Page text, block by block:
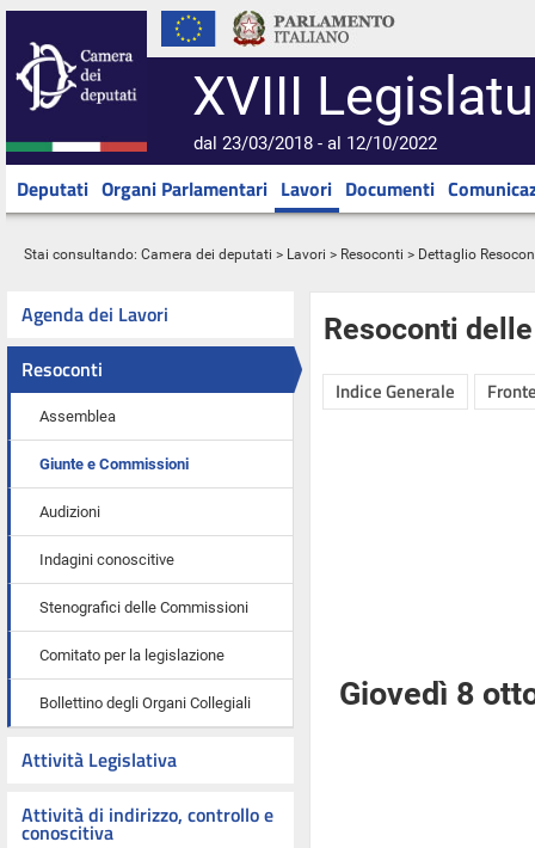
XVIII
dal 23/03/2018 - al 12/10/2022
Deputati Organi Parlamentari Lavori Documenti
Stai consultando: Camera dei deputati > Lavori > Resoconti > Dettaglio
Agenda dei Lavori
Resoconti
Assemblea
Giunte e Commissioni
Audizioni
Indagini conoscitive
Stenografici delle Commissioni
Comitato per la legislazione
Bollettino degli Organi Collegiali
Attività Legislativa
Attività di indirizzo, controllo e
conoscitiva
Resoconti
Indice Generale
Giovedì 8